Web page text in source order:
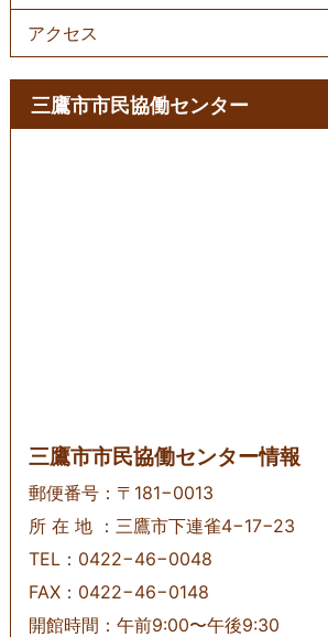
アクセス
三鷹市市民協働センター
三鷹市市民協働センター情報
郵便番号：〒181−0013
所 在 地 ：三鷹市下連雀4−17−23
TEL：0422−46−0048
FAX：0422−46−0148
開館時間：午前9:00〜午後9:30